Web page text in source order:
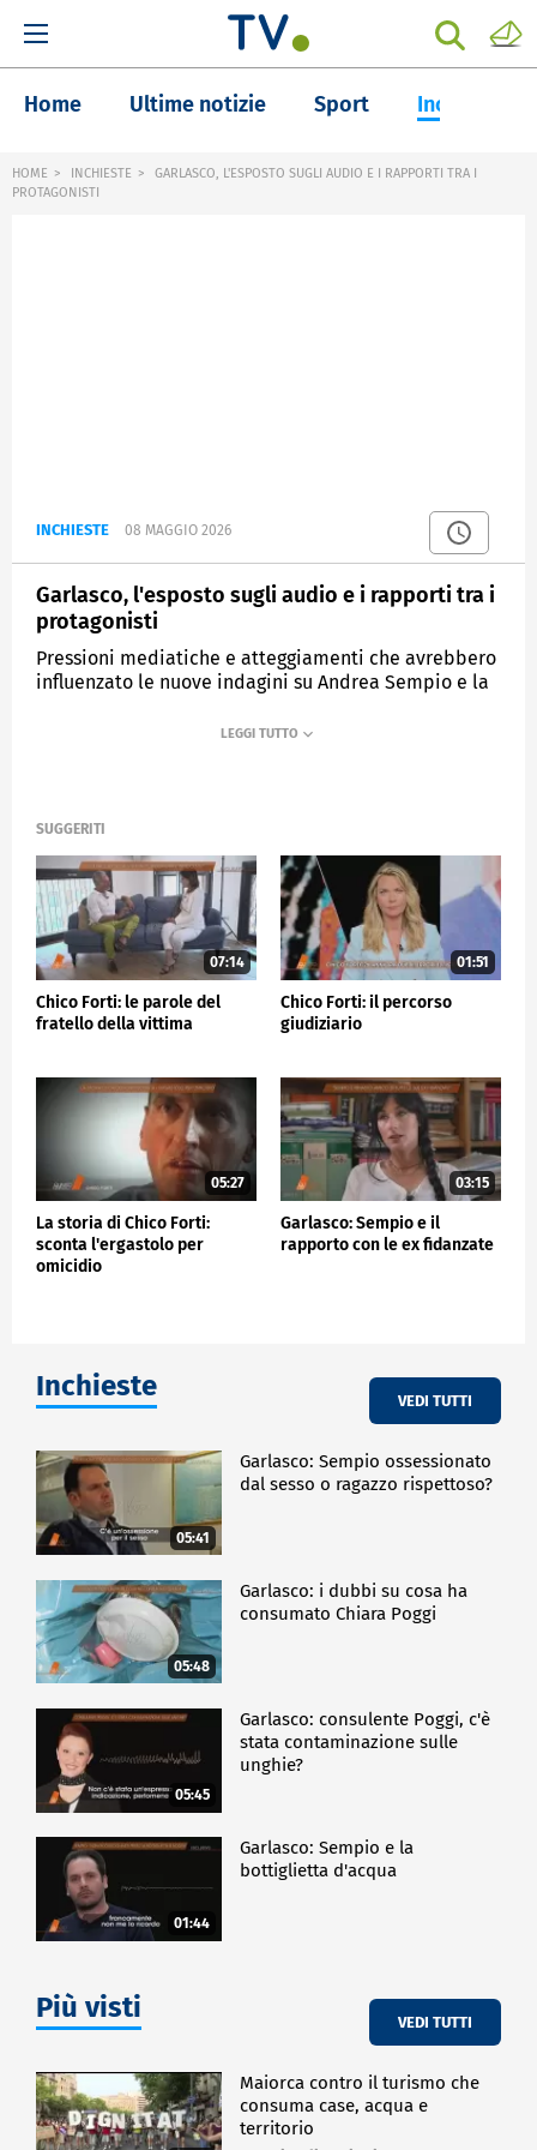
Home Ultime notizie Sport Inchieste
HOME INCHIESTE
GARLASCO, L'ESPOSTO SUGLI AUDIO E I RAPPORTI TRA I
PROTAGONISTI
INCHIESTE 08 MAGGIO 2026
Garlasco, l'esposto sugli audio e i rapporti tra i
protagonisti
Pressioni mediatiche e atteggiamenti che avrebbero
influenzato le nuove indagini su Andrea Sempio e la
nell'esposto presentato dalla giornalista Chiara
MEDIASET
SUGGERITI
07:14
Chico Forti: le parole del
fratello della vittima
01:51
Chico Forti: il percorso
giudiziario
05:27
La storia di Chico Forti:
sconta l'ergastolo per
omicidio
03:15
Garlasco: Sempio e il
rapporto con le ex fidanzate
Inchieste VEDI TUTTI
05:41
Garlasco: Sempio ossessionato
dal sesso o ragazzo rispettoso?
05:48
Garlasco: i dubbi su cosa ha
consumato Chiara Poggi
05:45
Garlasco: consulente Poggi, c'è
stata contaminazione sulle
unghie?
01:44
Garlasco: Sempio e la
bottiglietta d'acqua
Più visti VEDI TUTTI
Maiorca contro il turismo che
consuma case, acqua e
territorio